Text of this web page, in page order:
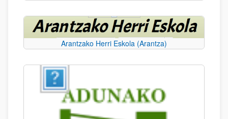
Arantzako Herri Eskola (Arantza)